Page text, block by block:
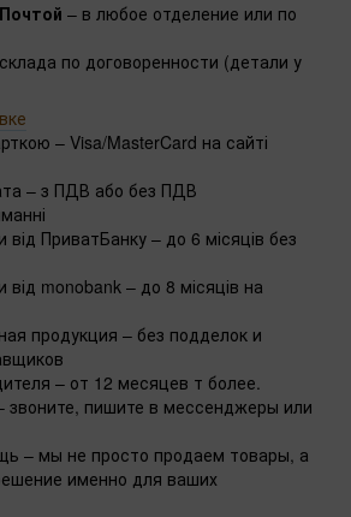
– в любое отделение или по
по договоренности (детали у
– Visa/MasterCard на сайті
– з ПДВ або без ПДВ
ПриватБанку – до 6 місяців без
monobank – до 8 місяців на
продукция – без подделок и
– от 12 месяцев т более.
звоните, пишите в мессенджеры или
– мы не просто продаем товары, а
именно для ваших